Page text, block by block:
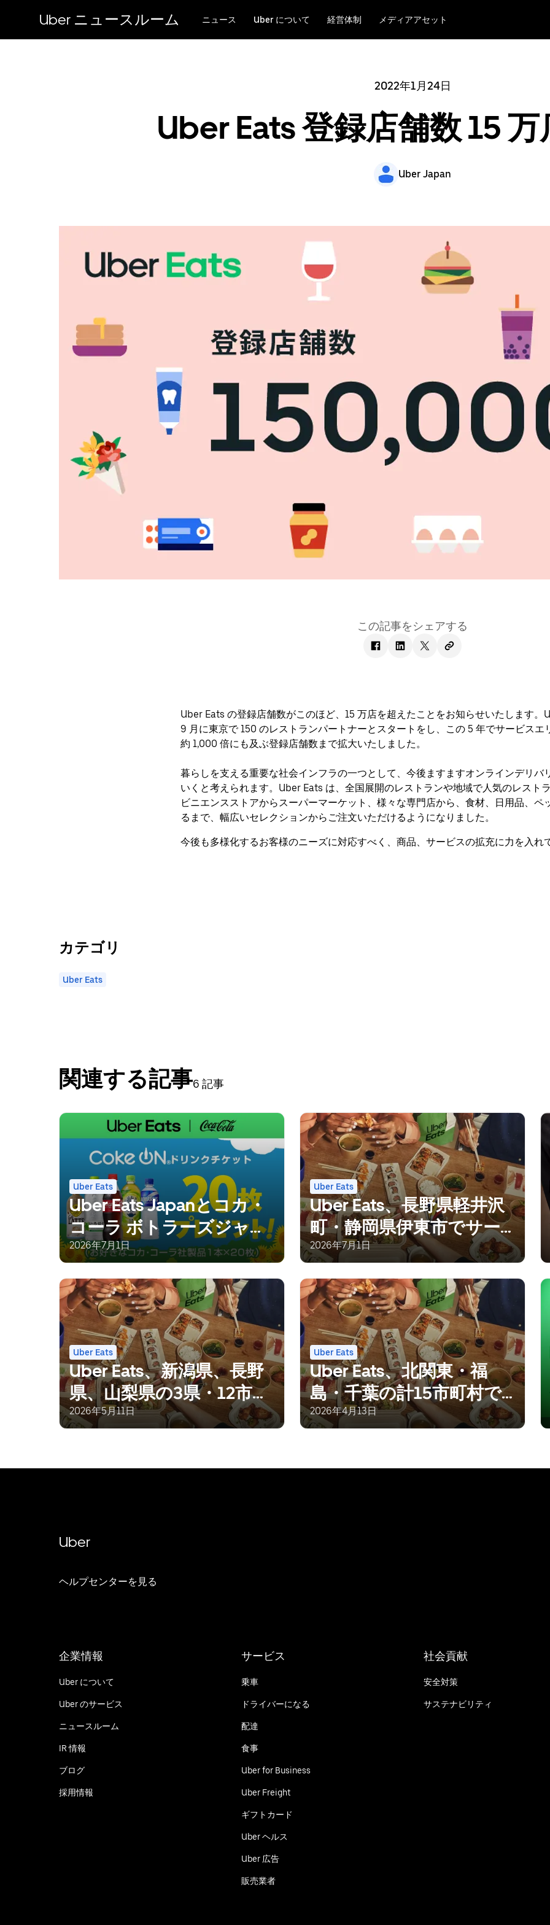
Uber ニュースルーム ニュース Uber について 経営体制 メディアアセット
2022年1月24日
Uber Eats 登録店舗数 15
Uber Japan
この記事をシェアする
Uber Eats の登録店舗数がこのほど、15 万店を超えたことをお知らせいたします。
9 月に東京で 150 のレストランパートナーとスタートをし、この 5 年でサービスエ
約 1,000 倍にも及ぶ登録店舗数まで拡大いたしました。
暮らしを支える重要な社会インフラの一つとして、今後ますますオンラインデリバ
いくと考えられます。Uber Eats は、 全国展開のレストランや地域で人気のレスト
ビニエンスストアからスーパーマーケット、様々な専門店から、食材、日用品、 ペ
るまで、幅広いセレクションからご注文いただけるようになりました。
今後も多様化するお客様のニーズに対応すべく、商品、サービスの拡充に力を入れ
カテゴリ
Uber Eats
関連する記事6 記事
Uber Eats
Uber Eats Japanとコカ・
コーラ ボトラーズジャパ
ン、 夏場の配達パートナ
2026年7月1日
Uber Eats
Uber Eats、長野県軽井沢
町・静岡県伊東市でサー
ビス開始
2026年7月1日
Uber Eats
Uber Eats、新潟県、長野
県、山梨県の3県・12市町
村でサービスを展開
2026年5月11日
Uber Eats
Uber Eats、北関東・福
島・千葉の計15市町村で
サービス提供開始
2026年4月13日
Uber
ヘルプセンターを見る
企業情報
Uber について
Uber のサービス
ニュースルーム
IR 情報
ブログ
採用情報
サービス
乗車
ドライバーになる
配達
食事
Uber for Business
Uber Freight
ギフトカード
Uber ヘルス
Uber 広告
販売業者
社会貢献
安全対策
サステナビリティ